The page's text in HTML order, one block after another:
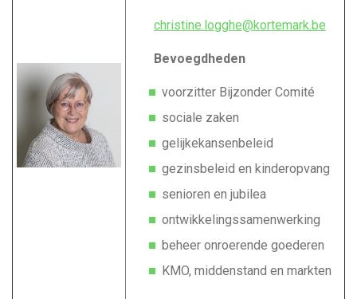
christine.logghe@kortemark.be
Bevoegdheden
voorzitter Bijzonder Comité
sociale zaken
gelijkekansenbeleid
gezinsbeleid en kinderopvang
senioren en jubilea
ontwikkelingssamenwerking
beheer onroerende goederen
KMO, middenstand en markten